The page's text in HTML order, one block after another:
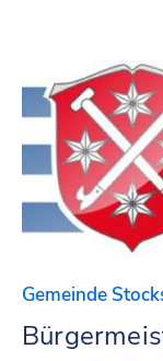
Gemeinde